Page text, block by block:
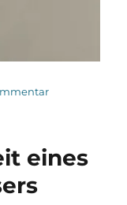
zu
eines